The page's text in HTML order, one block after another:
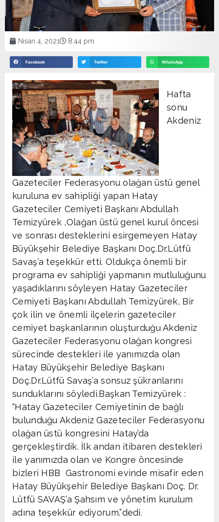
Nisan 4, 2021 8:44 pm
Facebook Twitter WhatsApp
Hafta
sonu
Akdeniz
Gazeteciler Federasyonu olağan üstü genel
kuruluna ev sahipliği yapan Hatay
Gazeteciler Cemiyeti Başkanı Abdullah
Temizyürek ,Olağan üstü genel kurul öncesi
ve sonrası desteklerini esirgemeyen Hatay
Büyükşehir Belediye Başkanı Doç.Dr.Lütfü
Savaş’a teşekkür etti. Oldukça önemli bir
programa ev sahipliği yapmanın mutluluğunu
yaşadıklarını söyleyen Hatay Gazeteciler
Cemiyeti Başkanı Abdullah Temizyürek, Bir
çok ilin ve önemli ilçelerin gazeteciler
cemiyet başkanlarının oluşturduğu Akdeniz
Gazeteciler Federasyonu olağan kongresi
sürecinde destekleri ile yanımızda olan
Hatay Büyükşehir Belediye Başkanı
Doç.Dr.Lütfü Savaş’a sonsuz şükranlarını
sunduklarını söyledi.Başkan Temizyürek :
“Hatay Gazeteciler Cemiyetinin de bağlı
bulunduğu Akdeniz Gazeteciler Federasyonu
olağan üstü kongresini Hatay’da
gerçekleştirdik. İlk andan itibaren destekleri
ile yanımızda olan ve Kongre öncesinde
bizleri HBB Gastronomi evinde misafir eden
Hatay Büyükşehir Belediye Başkanı Doç. Dr.
Lütfü SAVAŞ’a Şahsım ve yönetim kurulum
adına teşekkür ediyorum.”dedi.